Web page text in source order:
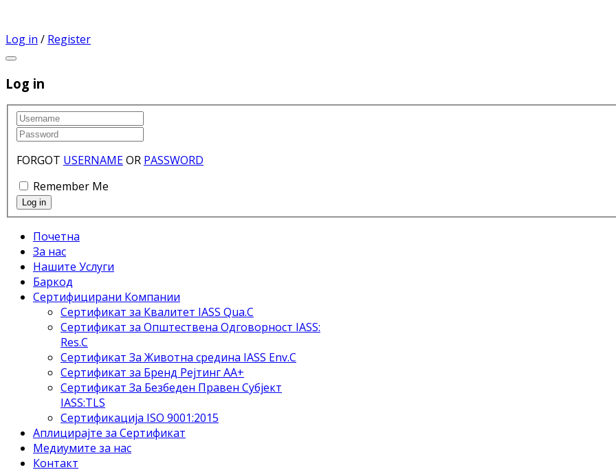
Log in / Register
Log in
FORGOT USERNAMEOR PASSWORD
Remember Me
Почетна
За нас
Нашите Услуги
Баркод
Сертифицирани Компании
Сертификат за Квалитет IASS Qua.C
Сертификат за Општествена Одговорност IASS:
Res.C
Сертификат За Животна средина IASS Env.C
Сертификат за Бренд Рејтинг АА+
Сертификат За Безбеден Правен Субјект
IASS:TLS
Сертификација ISO 9001:2015
Аплицирајте за Сертификат
Медиумите за нас
Контакт